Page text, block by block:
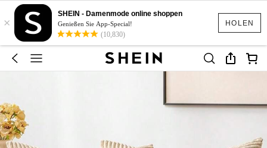
HOLEN
×
SHEIN - Damenmode online shoppen
Genießen Sie App-Special!
(10,830)